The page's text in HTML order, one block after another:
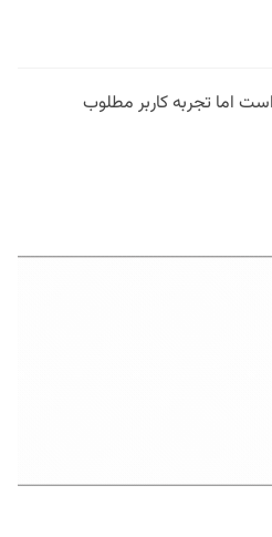
اما تجربه کاربر مطلوب